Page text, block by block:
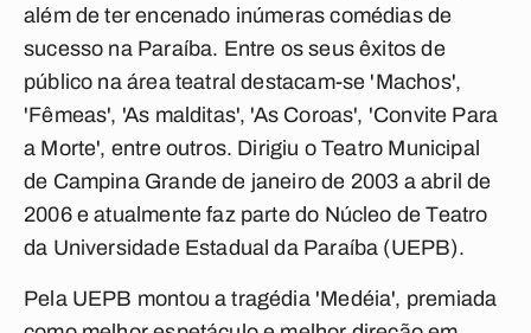
além de ter encenado inúmeras comédias de
sucesso na Paraíba. Entre os seus êxitos de
público na área teatral destacam-se 'Machos',
'Fêmeas', 'As malditas', 'As Coroas', 'Convite Para
a Morte', entre outros. Dirigiu o Teatro Municipal
de Campina Grande de janeiro de 2003 a abril de
2006 e atualmente faz parte do Núcleo de Teatro
da Universidade Estadual da Paraíba (UEPB).
Pela UEPB montou a tragédia 'Medéia', premiada